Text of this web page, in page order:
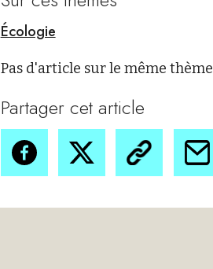
Écologie
Pas d'article sur le même thème
Partager cet article